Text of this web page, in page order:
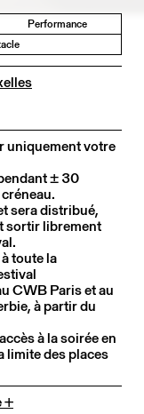
Performance
uniquement votre
± 30
sera distribué,
sortir librement
toute la
CWB Paris et au
à partir du
à la soirée en
limite des places
+